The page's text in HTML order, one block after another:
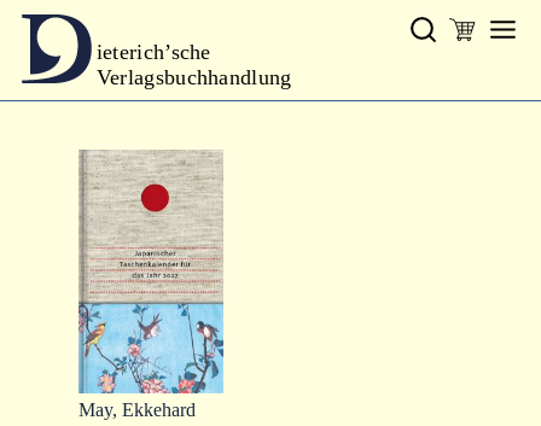
ieterich’sche
Verlagsbuchhandlung
Gesamtprogramm
Handbibliothek Dieterich
excerpta classica
May, Ekkehard